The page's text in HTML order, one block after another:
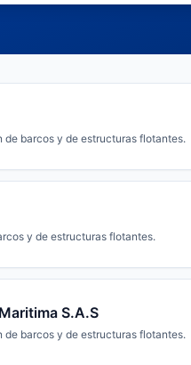
de barcos y de estructuras flotantes.
y de estructuras flotantes.
S.A.S
de barcos y de estructuras flotantes.